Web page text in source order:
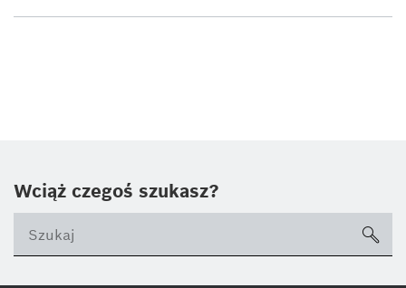
Wciąż czegoś szukasz?